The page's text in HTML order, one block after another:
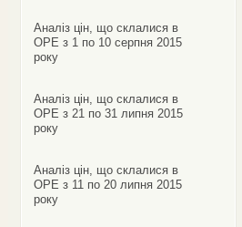
Аналіз цін, що склалися в
ОРЕ з 1 по 10 серпня 2015
року
Аналіз цін, що склалися в
ОРЕ з 21 по 31 липня 2015
року
Аналіз цін, що склалися в
ОРЕ з 11 по 20 липня 2015
року